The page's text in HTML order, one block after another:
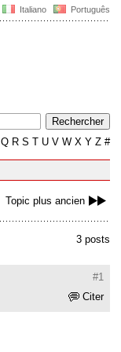
Italiano Português
Q R S T U V W X Y Z #
Topic plus ancien
3 posts
#1
Citer